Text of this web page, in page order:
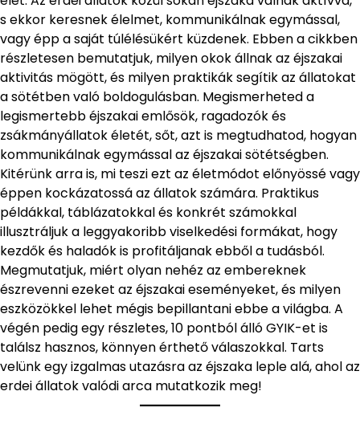
s ekkor keresnek élelmet, kommunikálnak egymással,
vagy épp a saját túlélésükért küzdenek. Ebben a cikkben
részletesen bemutatjuk, milyen okok állnak az éjszakai
aktivitás mögött, és milyen praktikák segítik az állatokat
a sötétben való boldogulásban. Megismerheted a
legismertebb éjszakai emlősök, ragadozók és
zsákmányállatok életét, sőt, azt is megtudhatod, hogyan
kommunikálnak egymással az éjszakai sötétségben.
Kitérünk arra is, mi teszi ezt az életmódot előnyössé vagy
éppen kockázatossá az állatok számára. Praktikus
példákkal, táblázatokkal és konkrét számokkal
illusztráljuk a leggyakoribb viselkedési formákat, hogy
kezdők és haladók is profitáljanak ebből a tudásból.
Megmutatjuk, miért olyan nehéz az embereknek
észrevenni ezeket az éjszakai eseményeket, és milyen
eszközökkel lehet mégis bepillantani ebbe a világba. A
végén pedig egy részletes, 10 pontból álló GYIK-et is
találsz hasznos, könnyen érthető válaszokkal. Tarts
velünk egy izgalmas utazásra az éjszaka leple alá, ahol az
erdei állatok valódi arca mutatkozik meg!